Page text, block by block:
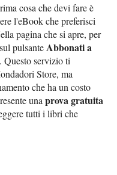
cosa che devi fare è
l'eBook che preferisci
pagina che si apre, per
pulsante Abbonati a
. Questo servizio ti
Store, ma
che ha un costo
unaprova gratuita
tutti i libri che